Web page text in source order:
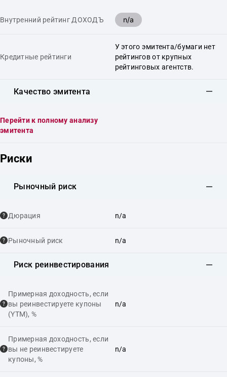
Внутренний рейтинг ДОХОДЪ n/a
Кредитные рейтинги
У этого эмитента/бумаги нет
рейтингов от крупных
рейтинговых агентств.
Качество эмитента
Перейти к полному анализу
эмитента
Риски
Рыночный риск
Дюрация n/a
Рыночный риск n/a
Риск реинвестирования
Примерная доходность, если
вы реинвестируете купоны
(YTM), %
n/a
Примерная доходность, если
вы не реинвестируете
купоны, %
n/a